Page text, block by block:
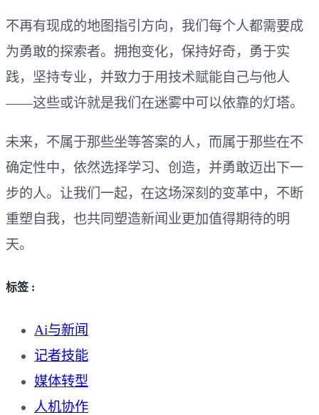
不再有现成的地图指引方向，我们每个人都需要成
为勇敢的探索者。拥抱变化，保持好奇，勇于实
践，坚持专业，并致力于用技术赋能自己与他人
——这些或许就是我们在迷雾中可以依靠的灯塔。
未来，不属于那些坐等答案的人，而属于那些在不
确定性中，依然选择学习、创造，并勇敢迈出下一
步的人。让我们一起，在这场深刻的变革中，不断
重塑自我，也共同塑造新闻业更加值得期待的明
天。
标签 :
Ai与新闻
记者技能
媒体转型
人机协作